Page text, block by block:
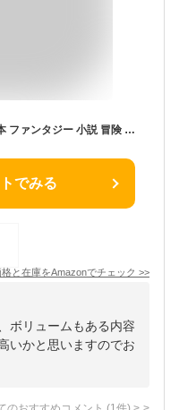
ハリー·ポッター 7+1巻 英語原書 文庫本 ファンタジー 小説 冒険 アドベンチャー 英語小説 英語原書 [並行輸入品]
でみる
格と在庫をAmazonでチェック >>
ボリュームもある内容
いかと思いますのでお